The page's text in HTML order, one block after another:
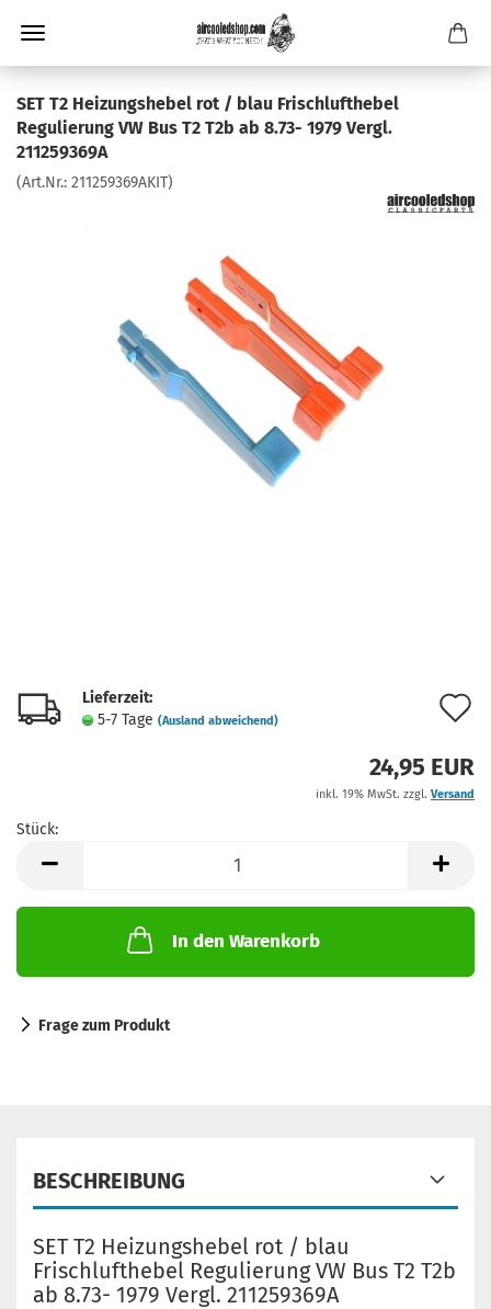
SET T2 Heizungshebel rot / blau Frischlufthebel
Regulierung VW Bus T2 T2b ab 8.73- 1979 Vergl.
211259369A
(Art.Nr.: 211259369AKIT)
Lieferzeit:
5-7 Tage (Ausland abweichend)
24,95 EUR
inkl. 19% MwSt. zzgl. Versand
Stück:
In den Warenkorb
Frage zum Produkt
BESCHREIBUNG
SET T2 Heizungshebel rot / blau
Frischlufthebel Regulierung VW Bus T2 T2b
ab 8.73- 1979 Vergl. 211259369A